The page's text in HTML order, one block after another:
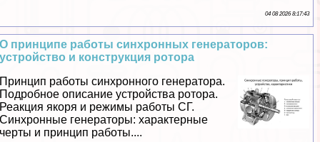
04 08 2026 8:17:43
О принципе работы синхронных генераторов:
устройство и конструкция ротора
Принцип работы синхронного генератора.
Подробное описание устройства ротора.
Реакция якоря и режимы работы СГ.
Синхронные генераторы: хаpaктерные
черты и принцип работы....